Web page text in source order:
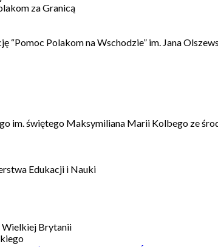
za Granicą
“Pomoc Polakom na Wschodzie” im. Jana
im. świętego Maksymiliana Marii Kolbego ze
Edukacji i Nauki
Wielkiej Brytanii